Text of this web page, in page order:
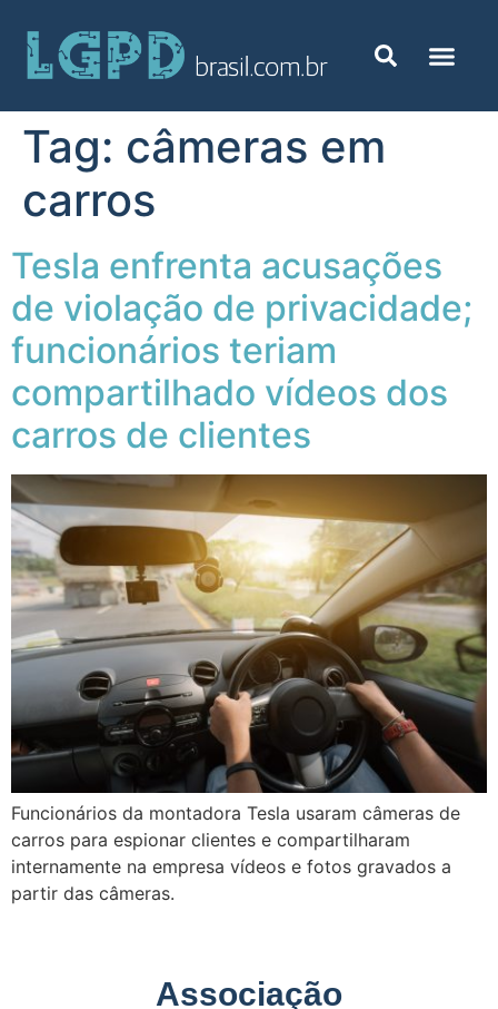
Tag: câmeras em
carros
Tesla enfrenta acusações
de violação de privacidade;
funcionários teriam
compartilhado vídeos dos
carros de clientes
Funcionários da montadora Tesla usaram câmeras de
carros para espionar clientes e compartilharam
internamente na empresa vídeos e fotos gravados a
partir das câmeras.
Associação